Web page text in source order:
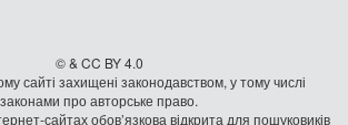
© & CC BY 4.0
сайті захищені законодавством, у тому числі
законами про авторське право.
сайтах обов’язкова відкрита для пошуковиків